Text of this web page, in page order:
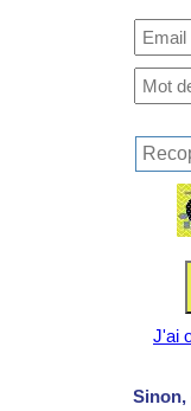
J'ai
Sinon,